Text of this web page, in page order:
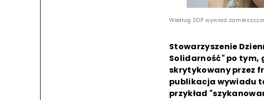
Według SDP wywiad
Stowarzyszenie
Solidarność" po tym,
skrytykowany przez
publikacja wywiadu
przykład